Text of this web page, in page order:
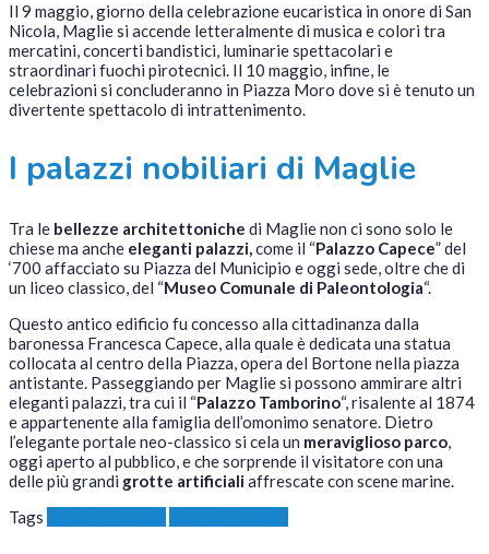
Il 9 maggio, giorno della celebrazione eucaristica in onore di San
Nicola, Maglie si accende letteralmente di musica e colori tra
mercatini, concerti bandistici, luminarie spettacolari e
straordinari fuochi pirotecnici. Il 10 maggio, infine, le
celebrazioni si concluderanno in Piazza Moro dove si è tenuto un
divertente spettacolo di intrattenimento.
I palazzi nobiliari di Maglie
Tra le bellezze architettoniche di Maglie non ci sono solo le
chiese ma anche eleganti palazzi,come il “Palazzo Capece” del
‘700 affacciato su Piazza del Municipio e oggi sede, oltre che di
un liceo classico, del “Museo Comunale di Paleontologia“.
Questo antico edificio fu concesso alla cittadinanza dalla
baronessa Francesca Capece, alla quale è dedicata una statua
collocata al centro della Piazza, opera del Bortone nella piazza
antistante. Passeggiando per Maglie si possono ammirare altri
eleganti palazzi, tra cui il “Palazzo Tamborino“, risalente al 1874
e appartenente alla famiglia dell’omonimo senatore. Dietro
l’elegante portale neo-classico si cela un meraviglioso parco,
oggi aperto al pubblico, e che sorprende il visitatore con una
delle più grandi grotte artificialiaffrescate con scene marine.
Tags